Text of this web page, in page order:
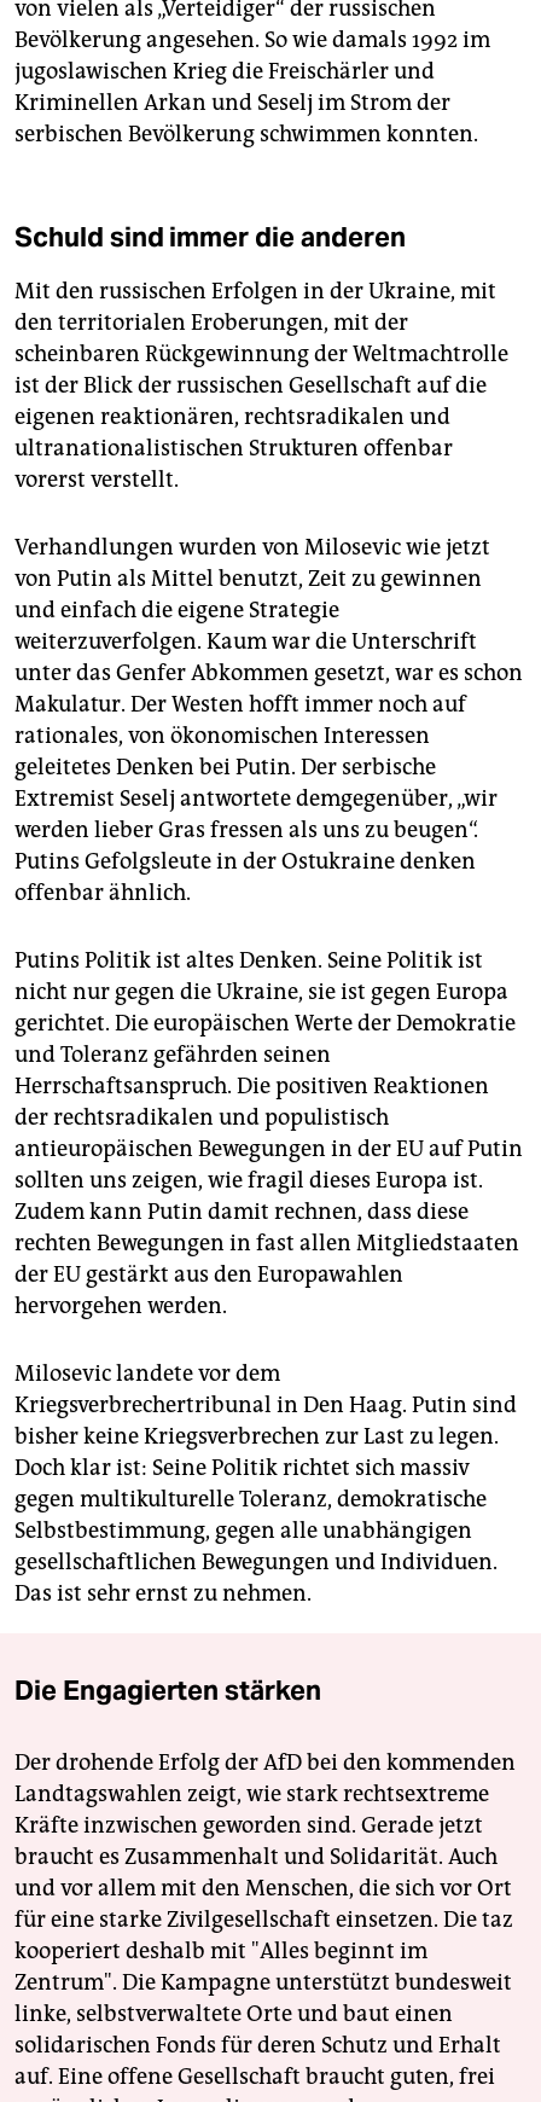
von vielen als „Verteidiger“ der russischen
Bevölkerung angesehen. So wie damals 1992 im
jugoslawischen Krieg die Freischärler und
Kriminellen Arkan und Seselj im Strom der
serbischen Bevölkerung schwimmen konnten.
Schuld sind immer die anderen
Mit den russischen Erfolgen in der Ukraine, mit
den territorialen Eroberungen, mit der
scheinbaren Rückgewinnung der Weltmachtrolle
ist der Blick der russischen Gesellschaft auf die
eigenen reaktionären, rechtsradikalen und
ultranationalistischen Strukturen offenbar
vorerst verstellt.
Verhandlungen wurden von Milosevic wie jetzt
von Putin als Mittel benutzt, Zeit zu gewinnen
und einfach die eigene Strategie
weiterzuverfolgen. Kaum war die Unterschrift
unter das Genfer Abkommen gesetzt, war es schon
Makulatur. Der Westen hofft immer noch auf
rationales, von ökonomischen Interessen
geleitetes Denken bei Putin. Der serbische
Extremist Seselj antwortete demgegenüber, „wir
werden lieber Gras fressen als uns zu beugen“.
Putins Gefolgsleute in der Ostukraine denken
offenbar ähnlich.
Putins Politik ist altes Denken. Seine Politik ist
nicht nur gegen die Ukraine, sie ist gegen Europa
gerichtet. Die europäischen Werte der Demokratie
und Toleranz gefährden seinen
Herrschaftsanspruch. Die positiven Reaktionen
der rechtsradikalen und populistisch
antieuropäischen Bewegungen in der EU auf Putin
sollten uns zeigen, wie fragil dieses Europa ist.
Zudem kann Putin damit rechnen, dass diese
rechten Bewegungen in fast allen Mitgliedstaaten
der EU gestärkt aus den Europawahlen
hervorgehen werden.
Milosevic landete vor dem
Kriegsverbrechertribunal in Den Haag. Putin sind
bisher keine Kriegsverbrechen zur Last zu legen.
Doch klar ist: Seine Politik richtet sich massiv
gegen multikulturelle Toleranz, demokratische
Selbstbestimmung, gegen alle unabhängigen
gesellschaftlichen Bewegungen und Individuen.
Das ist sehr ernst zu nehmen.
Die Engagierten stärken
Der drohende Erfolg der AfD bei den kommenden
Landtagswahlen zeigt, wie stark rechtsextreme
Kräfte inzwischen geworden sind. Gerade jetzt
braucht es Zusammenhalt und Solidarität. Auch
und vor allem mit den Menschen, die sich vor Ort
für eine starke Zivilgesellschaft einsetzen. Die taz
kooperiert deshalb mit "Alles beginnt im
Zentrum". Die Kampagne unterstützt bundesweit
linke, selbstverwaltete Orte und baut einen
solidarischen Fonds für deren Schutz und Erhalt
auf. Eine offene Gesellschaft braucht guten, frei